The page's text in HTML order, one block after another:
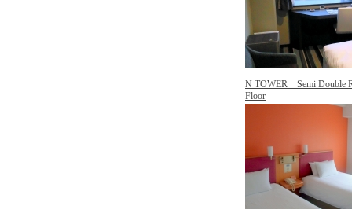
N TOWER Semi Double
Floor